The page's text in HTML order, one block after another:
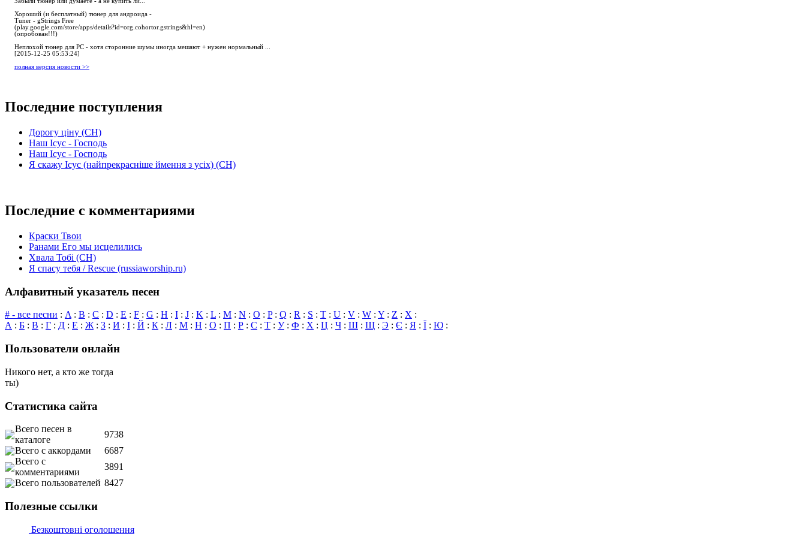
Хороший (и бесплатный) тюнер для андроида -
Tuner - gStrings Free
(play.google.com/store/apps/details?id=org.cohortor.gstrings&hl=en)
(опробован!!!)
Неплохой тюнер для РС - хотя сторонние шумы иногда мешают + нужен нормальный ...
[2015-12-25 05:53:24]
полная версия новости >>
Последние поступления
Дорогу ціну (СН)
Наш Ісус - Господь
Наш Ісус - Господь
Я скажу Ісус (найпрекрасніше ймення з усіх) (СН)
Последние с комментариями
Краски Твои
Ранами Его мы исцелились
Хвала Тобі (СН)
Я спасу тебя / Rescue (russiaworship.ru)
Алфавитный указатель песен
# - все песни : A : B : C : D : E : F : G : H : I : J : K : L : M : N : O : P: Q : R : S : T : U : V : W : Y : Z : X :
А : Б : В : Г : Д : Е : Ж : З : И : І : Й : К : Л : М : Н : О : П : Р : С : Т : У: Ф : Х : Ц : Ч : Ш : Щ : Э : Є : Я : Ї : Ю :
Пользователи онлайн
Никого нет, а кто же тогда
ты)
Статистика сайта
Всего песен в
каталоге
9738
Всего с аккордами
6687
Всего с
комментариями
3891
Всего пользователей 8427
Полезные ссылки
Безкоштовні оголошення